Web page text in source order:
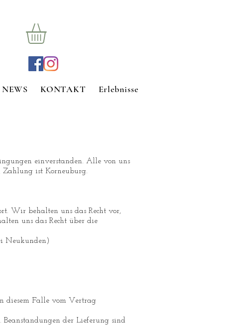
NEWS KONTAKT Erlebnisse
einverstanden. Alle von uns
Zahlung ist Korneuburg.
Wir behalten uns das Recht vor,
uns das Recht über die
Neukunden)
diesem Falle vom Vertrag
der Lieferung sind